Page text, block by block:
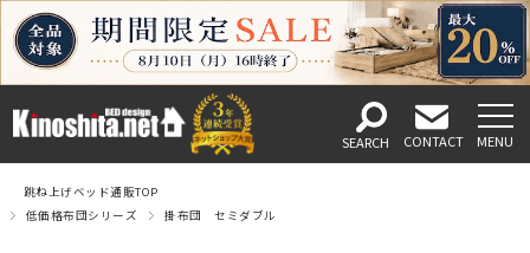
跳ね上げベッド通販TOP
低価格布団シリーズ
掛布団 セミダブル